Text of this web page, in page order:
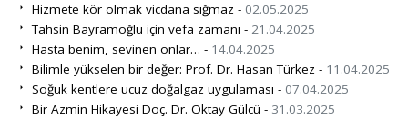
Hizmete kör olmak vicdana sığmaz - 02.05.2025
Tahsin Bayramoğlu için vefa zamanı - 21.04.2025
Hasta benim, sevinen onlar… - 14.04.2025
Bilimle yükselen bir değer: Prof. Dr. Hasan Türkez - 11.04.2025
Soğuk kentlere ucuz doğalgaz uygulaması - 07.04.2025
Bir Azmin Hikayesi Doç. Dr. Oktay Gülcü - 31.03.2025